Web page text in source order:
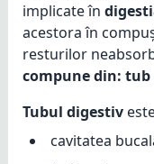
implicate în
acestora în
resturilor
compune din: tub
Tubul digestiv
cavitatea